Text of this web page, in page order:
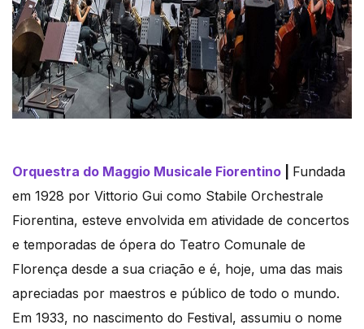
Orquestra do Maggio Musicale Fiorentino
Fundada
em 1928 por Vittorio Gui como Stabile Orchestrale
Fiorentina, esteve envolvida em atividade de concertos
e temporadas de ópera do Teatro Comunale de
Florença desde a sua criação e é, hoje, uma das mais
apreciadas por maestros e público de todo o mundo.
Em 1933, no nascimento do Festival, assumiu o nome